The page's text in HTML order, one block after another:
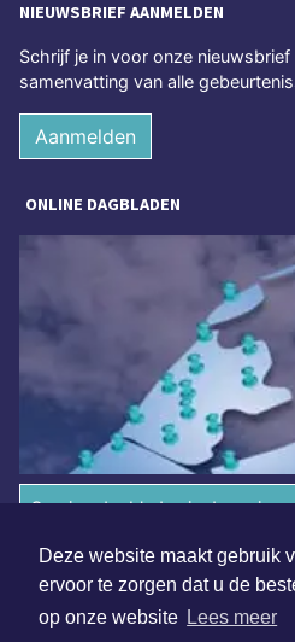
Deze website maakt gebruik
ervoor te zorgen dat u de
op onze website Lees meer
NIEUWSBRIEF AANMELDEN
Schrijf je in voor onze
samenvatting van alle
Aanmelden
ONLINE DAGBLADEN
Overige dagbladen in de regio
Algemene voorwaarden
Disclaimer